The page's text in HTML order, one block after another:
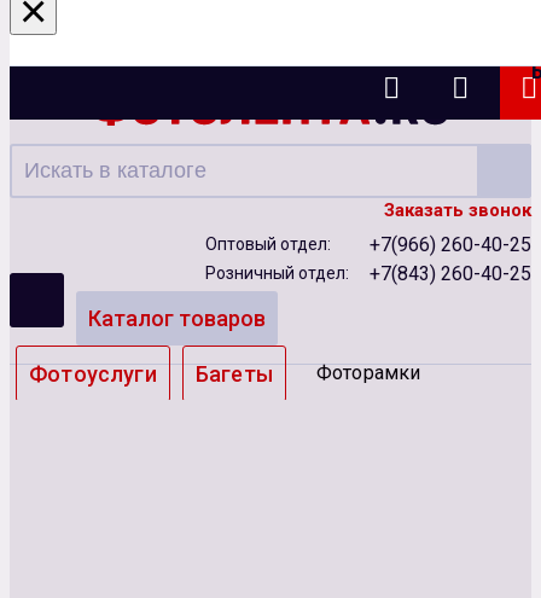
Казань
Заказать звонок
Оптовый отдел: +7(966) 260-40-25
Розничный отдел: +7(843) 260-40-25
Каталог товаров
Фотоуслуги Багеты Фоторамки
×